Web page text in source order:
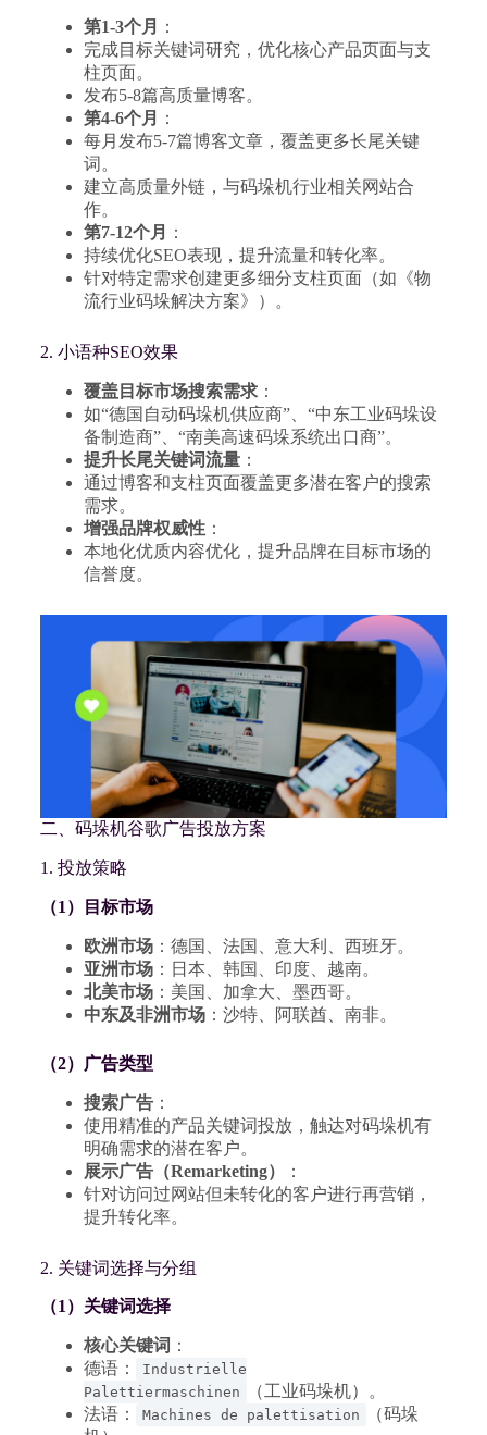
第1-3个月
：
完成目标关键词研究，优化核心产品页面与支
柱页面。
发布5-8篇高质量博客。
第4-6个月
：
每月发布5-7篇博客文章，覆盖更多长尾关键
词。
建立高质量外链，与码垛机行业相关网站合
作。
第7-12个月
：
持续优化SEO表现，提升流量和转化率。
针对特定需求创建更多细分支柱页面（如《物
流行业码垛解决方案》）。
2. 小语种SEO效果
覆盖目标市场搜索需求：
如“德国自动码垛机供应商”、“中东工业码垛设
备制造商”、“南美高速码垛系统出口商”。
提升长尾关键词流量：
通过博客和支柱页面覆盖更多潜在客户的搜索
需求。
增强品牌权威性：
本地化优质内容优化，提升品牌在目标市场的
信誉度。
二、码垛机谷歌广告投放方案
1. 投放策略
（1）目标市场
欧洲市场：德国、法国、意大利、西班牙。
亚洲市场：日本、韩国、印度、越南。
北美市场：美国、加拿大、墨西哥。
中东及非洲市场：沙特、阿联酋、南非。
（2）广告类型
搜索广告：
使用精准的产品关键词投放，触达对码垛机有
明确需求的潜在客户。
展示广告（Remarketing）
：
针对访问过网站但未转化的客户进行再营销，
提升转化率。
2. 关键词选择与分组
（1）关键词选择
核心关键词 ：
德语：
Industrielle
Palettiermaschinen
（工业码垛机）。
法语：
Machines de palettisation
（码垛